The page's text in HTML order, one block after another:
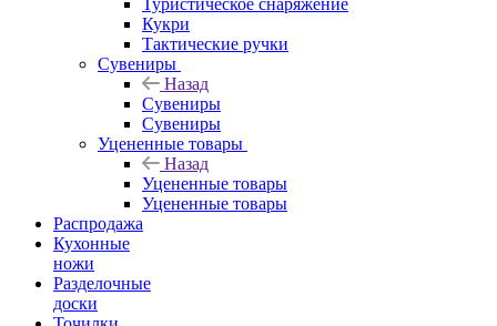
Туристическое снаряжение
Кукри
Тактические ручки
Сувениры
Назад
Сувениры
Сувениры
Уцененные товары
Назад
Уцененные товары
Уцененные товары
Распродажа
Кухонные
ножи
Разделочные
доски